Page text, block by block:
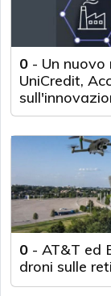
0 - Un nuovo
UniCredit,
0 - AT&T ed
droni sulle